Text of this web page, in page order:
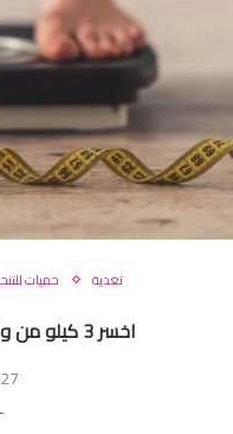
تغدية حميات
اخسر 3 كيلو من وزنك في أسبوع واحد فقط !
27 فبراير، 2019